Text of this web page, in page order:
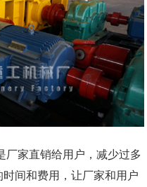
家直销给用户，减少过多
间和费用，让厂家和用户